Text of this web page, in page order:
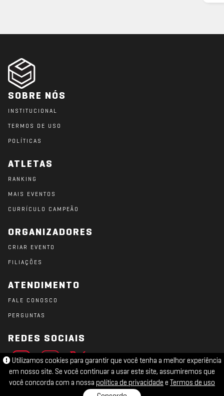
SOBRE NÓS
INSTITUCIONAL
TERMOS DE USO
POLÍTICAS
ATLETAS
RANKING
MAIS EVENTOS
CURRÍCULO CAMPEÃO
ORGANIZADORES
CRIAR EVENTO
FILIAÇÕES
ATENDIMENTO
FALE CONOSCO
PERGUNTAS
REDES SOCIAIS
Utilizamos cookies para garantir que você tenha a melhor experiência
em nosso site. Se você continuar a usar este site, assumiremos que
você concorda com a nossa política de privacidade e
Termos de uso